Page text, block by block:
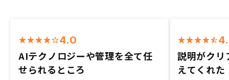
4.0
AIテクノロジーや管理を全て任
せられるところ
説明がクリ
えてくれた